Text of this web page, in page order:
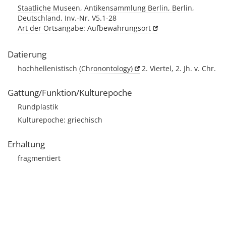
Staatliche Museen, Antikensammlung Berlin, Berlin,
Deutschland, Inv.-Nr. V5.1-28
Art der Ortsangabe: Aufbewahrungsort
Datierung
hochhellenistisch (Chronontology) 2. Viertel, 2. Jh. v. Chr.
Gattung/Funktion/Kulturepoche
Rundplastik
Kulturepoche: griechisch
Erhaltung
fragmentiert